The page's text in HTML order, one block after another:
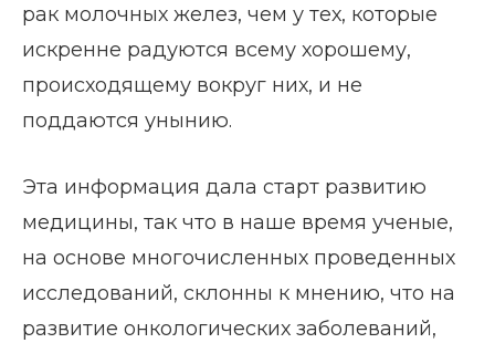
рак молочных желез, чем у тех, которые
искренне радуются всему хорошему,
происходящему вокруг них, и не
поддаются унынию.
Эта информация дала старт развитию
медицины, так что в наше время ученые,
на основе многочисленных проведенных
исследований, склонны к мнению, что на
развитие онкологических заболеваний,